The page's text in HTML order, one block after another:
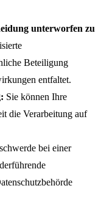
unterworfen zu
Beteiligung
entfaltet.
Sie können Ihre
die Verarbeitung auf
bei einer